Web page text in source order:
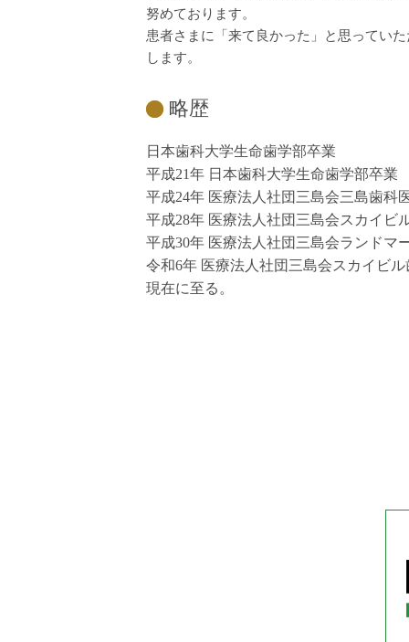
努めております。
患者さまに「来て良かった」と思ってい
します。
略歴
日本歯科大学生命歯学部卒業
平成21年 日本歯科大学生命歯学部卒業
平成24年 医療法人社団三島会三島歯科
平成28年 医療法人社団三島会スカイビ
平成30年 医療法人社団三島会ランド
令和6年 医療法人社団三島会スカイビ
現在に至る。